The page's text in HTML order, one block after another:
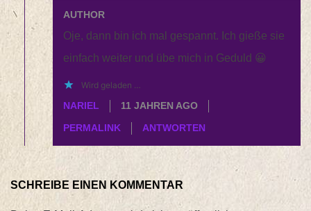
AUTHOR
Oje, dann bin ich mal gespannt. Ich gieße sie
einfach weiter und übe mich in Geduld 😀
Wird geladen …
NARIEL
11 JAHREN AGO
PERMALINK ANTWORTEN
SCHREIBE EINEN KOMMENTAR